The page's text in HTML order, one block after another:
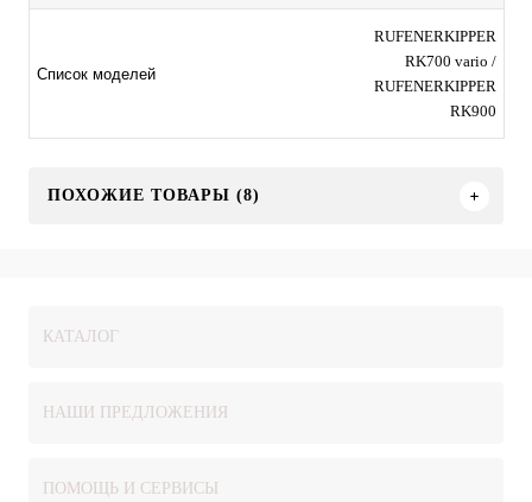
Список моделей
RUFENERKIPPER
RK700 vario /
RUFENERKIPPER
RK900
ПОХОЖИЕ ТОВАРЫ (8)
КАТАЛОГ
НАШИ ПРЕДЛОЖЕНИЯ
ПОМОЩЬ И СЕРВИСЫ